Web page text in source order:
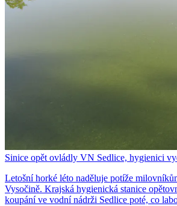
Sinice opět ovládly VN Sedlice, hygienici
Letošní horké léto naděluje potíže
Vysočině. Krajská hygienická stanice
koupání ve vodní nádrži Sedlice poté, co